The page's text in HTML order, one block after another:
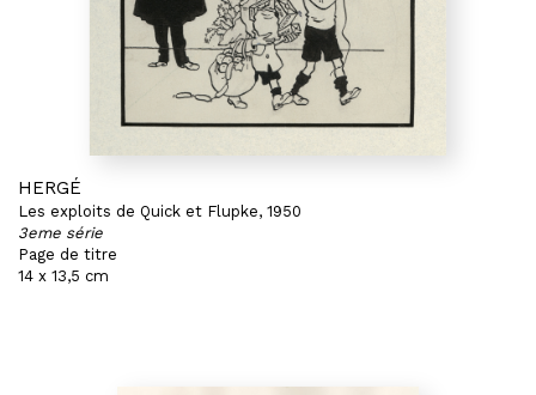
HERGÉ
Les exploits de Quick et Flupke, 1950
3eme série
Page de titre
14 x 13,5 cm